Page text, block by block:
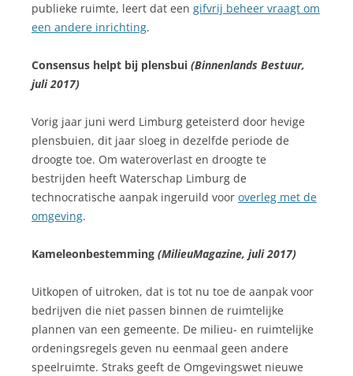
publieke ruimte, leert dat een gifvrij beheer vraagt om
een andere inrichting.
Consensus helpt bij plensbui (Binnenlands Bestuur,
juli 2017)
Vorig jaar juni werd Limburg geteisterd door hevige
plensbuien, dit jaar sloeg in dezelfde periode de
droogte toe. Om wateroverlast en droogte te
bestrijden heeft Waterschap Limburg de
technocratische aanpak ingeruild voor overleg met de
omgeving.
Kameleonbestemming (MilieuMagazine, juli 2017)
Uitkopen of uitroken, dat is tot nu toe de aanpak voor
bedrijven die niet passen binnen de ruimtelijke
plannen van een gemeente. De milieu- en ruimtelijke
ordeningsregels geven nu eenmaal geen andere
speelruimte. Straks geeft de Omgevingswet nieuwe